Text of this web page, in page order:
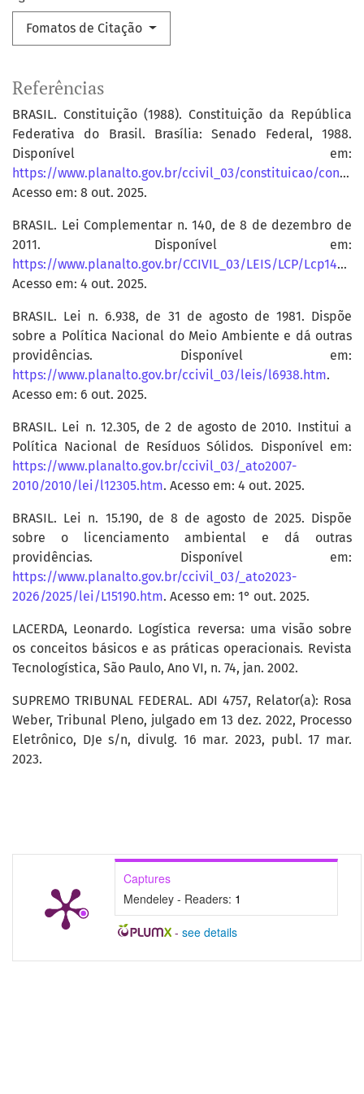
Fomatos de Citação
Captures
Mendeley - Readers: 1
- see details
Referências
BRASIL. Constituição (1988). Constituição da República
Federativa do Brasil. Brasília: Senado Federal, 1988.
Disponível em:
https://www.planalto.gov.br/ccivil_03/constituicao/constituicao.htm
Acesso em: 8 out. 2025.
BRASIL. Lei Complementar n. 140, de 8 de dezembro de
2011. Disponível em:
https://www.planalto.gov.br/CCIVIL_03/LEIS/LCP/Lcp140.htm
Acesso em: 4 out. 2025.
BRASIL. Lei n. 6.938, de 31 de agosto de 1981. Dispõe
sobre a Política Nacional do Meio Ambiente e dá outras
providências. Disponível em:
https://www.planalto.gov.br/ccivil_03/leis/l6938.htm.
Acesso em: 6 out. 2025.
BRASIL. Lei n. 12.305, de 2 de agosto de 2010. Institui a
Política Nacional de Resíduos Sólidos. Disponível em:
https://www.planalto.gov.br/ccivil_03/_ato2007-
2010/2010/lei/l12305.htm. Acesso em: 4 out. 2025.
BRASIL. Lei n. 15.190, de 8 de agosto de 2025. Dispõe
sobre o licenciamento ambiental e dá outras
providências. Disponível em:
https://www.planalto.gov.br/ccivil_03/_ato2023-
2026/2025/lei/L15190.htm. Acesso em: 1° out. 2025.
LACERDA, Leonardo. Logística reversa: uma visão sobre
os conceitos básicos e as práticas operacionais. Revista
Tecnologística, São Paulo, Ano VI, n. 74, jan. 2002.
SUPREMO TRIBUNAL FEDERAL. ADI 4757, Relator(a): Rosa
Weber, Tribunal Pleno, julgado em 13 dez. 2022, Processo
Eletrônico, DJe s/n, divulg. 16 mar. 2023, publ. 17 mar.
2023.